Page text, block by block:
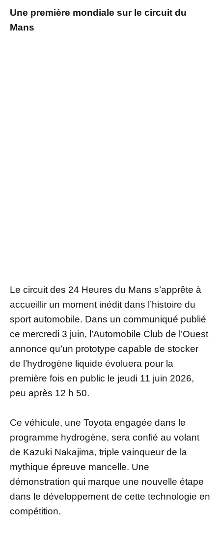
Une première mondiale sur le circuit du
Mans
Le circuit des 24 Heures du Mans s’apprête à
accueillir un moment inédit dans l’histoire du
sport automobile. Dans un communiqué publié
ce mercredi 3 juin, l’Automobile Club de l’Ouest
annonce qu’un prototype capable de stocker
de l’hydrogène liquide évoluera pour la
première fois en public le jeudi 11 juin 2026,
peu après 12 h 50.
Ce véhicule, une Toyota engagée dans le
programme hydrogène, sera confié au volant
de Kazuki Nakajima, triple vainqueur de la
mythique épreuve mancelle. Une
démonstration qui marque une nouvelle étape
dans le développement de cette technologie en
compétition.